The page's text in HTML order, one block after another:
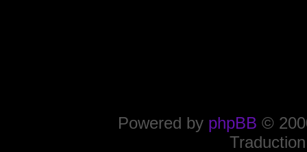
Powered by phpBB ©